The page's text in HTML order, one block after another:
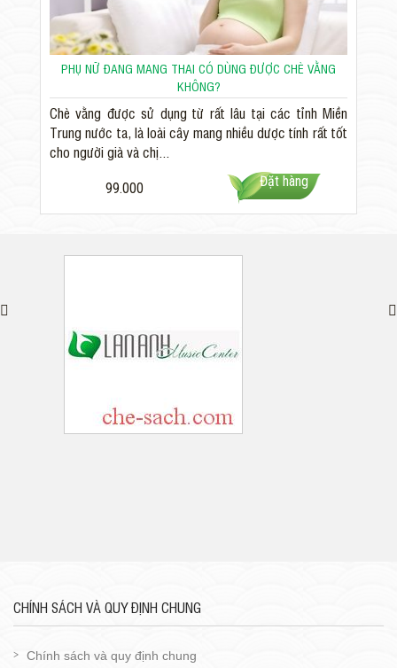
PHỤ NỮ ĐANG MANG THAI CÓ DÙNG ĐƯỢC CHÈ VẰNG
KHÔNG?
Chè vằng được sử dụng từ rất lâu tại các tỉnh Miền
Trung nước ta, là loài cây mang nhiều dược tính rất tốt
cho người già và chị...
99.000 Đặt hàng
CHÍNH SÁCH VÀ QUY ĐỊNH CHUNG
Chính sách và quy định chung